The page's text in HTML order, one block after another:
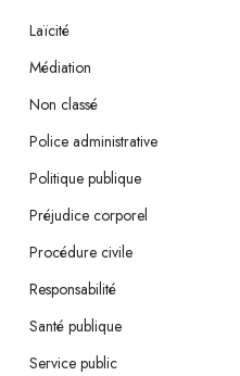
Laïcité
Médiation
Non classé
Police administrative
Politique publique
Préjudice corporel
Procédure civile
Responsabilité
Santé publique
Service public